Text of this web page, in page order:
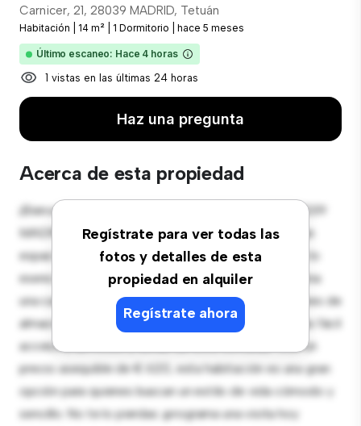
Carnicer, 21, 28039 MADRID, Tetuán
Habitación 14 m² 1 Dormitorio hace 5 meses
Último escaneo: Hace 4 horas
1 vistas en las últimas 24 horas
Haz una pregunta
Acerca de esta propiedad
Regístrate para ver todas las
fotos y detalles de esta
propiedad en alquiler
Regístrate ahora
¡Bienvenido a tu nueva estancia en Carnicer, 21, 28039
MADRID, Tetuán! Esta cómoda habitación ofrece un
espacio de vida pacífico y privado. Amueblada con lo
esencial para tu disfrute, esta habitación proporciona
una cama cómoda, un espacio de trabajo y soluciones de
almacenamiento. Con su increíble ubicación, tendrás fácil
acceso a servicios y zonas de ocio cercanas. Con un
precio asequible de € 620, esta habitación es una gran
opción para quienes buscan un estilo de vida cómodo y
sencillo. No te lo pierdas: ¡programa una visita hoy